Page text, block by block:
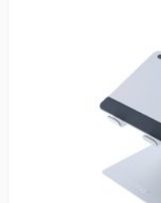
Medewerker spreken